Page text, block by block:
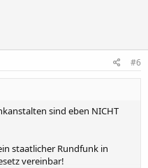
#6
sind eben NICHT
staatlicher Rundfunk in
vereinbar!